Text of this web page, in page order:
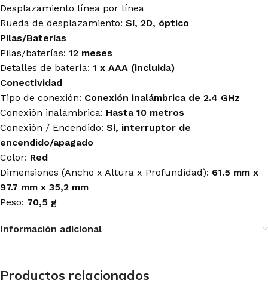
Desplazamiento línea por línea
Rueda de desplazamiento: Sí, 2D, óptico
Pilas/Baterías
Pilas/baterías: 12 meses
Detalles de batería: 1 x AAA (incluida)
Conectividad
Tipo de conexión: Conexión inalámbrica de 2.4 GHz
Conexión inalámbrica: Hasta 10 metros
Conexión / Encendido: Sí, interruptor de
encendido/apagado
Color: Red
Dimensiones (Ancho x Altura x Profundidad): 61.5 mm x
97.7 mm x 35,2 mm
Peso: 70,5 g
Información adicional
Productos relacionados